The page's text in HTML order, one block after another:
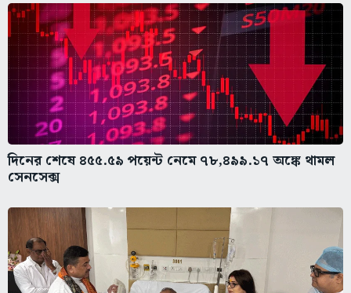
দিনের শেষে ৪৫৫.৫৯ পয়েন্ট নেমে ৭৮,৪৯৯.১৭ অঙ্কে থামল
সেনসেক্স